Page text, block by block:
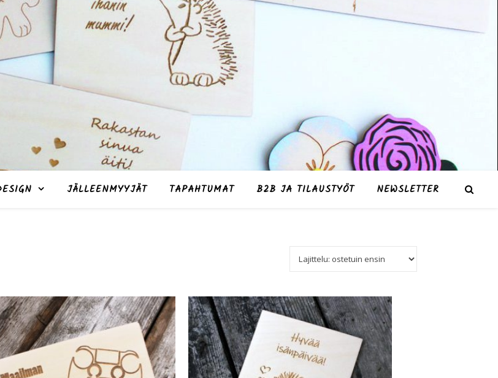
JÄLLEENMYYJÄT TAPAHTUMAT B2B JA TILAUSTYÖT NEWSLETTER